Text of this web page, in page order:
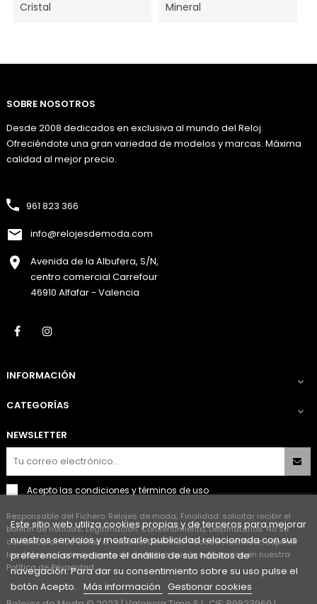
Cristal Mineral
SOBRE NOSOTROS
Desde 2008 dedicados en exclusiva al mundo del Reloj.
Ofreciéndote una gran variedad de modelos y marcas. Máxima
calidad al mejor precio.
961 823 366
info@relojesdemoda.com
Avenida de la Albufera, S/N,
centro comercial Carrefour
46910 Alfafar - Valencia
Facebook
INFORMACIÓN 
CATEGORÍAS 
NEWSLETTER
Acepto las condiciones y términos de uso
Responsable del Fichero: Relojes de moda; Finalidad: solicitar recibir el
boletín de noticias; Legitimación: Consentimiento; Destinatarios: No se
comunicarán los datos a terceros; Derechos: Acceder, rectificar, suprimir
los datos así como el resto de derechos que le explicamos en nuestra
Política de Privacidad.
Este sitio web utiliza cookies propias y de terceros para mejorar
nuestros servicios y mostrarle publicidad relacionada con sus
preferencias mediante el análisis de sus hábitos de
navegación. Para dar su consentimiento sobre su uso pulse el
botón Acepto. Más información Gestionar cookies